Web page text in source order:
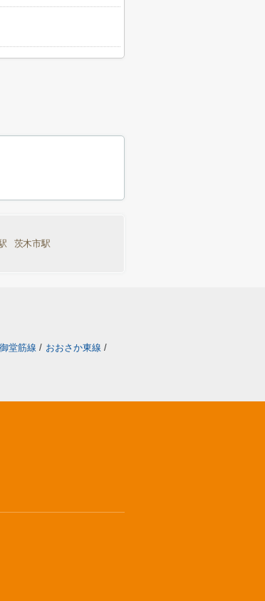
茨木市駅
堂筋線 / おおさか東線 /